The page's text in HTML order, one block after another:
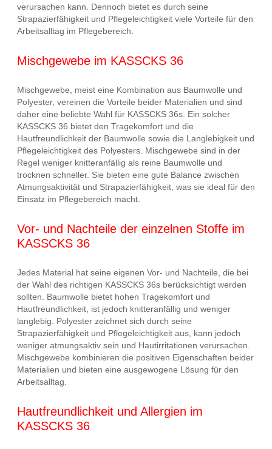
verursachen kann. Dennoch bietet es durch seine
Strapazierfähigkeit und Pflegeleichtigkeit viele Vorteile für den
Arbeitsalltag im Pflegebereich.
Mischgewebe im KASSCKS 36
Mischgewebe, meist eine Kombination aus Baumwolle und
Polyester, vereinen die Vorteile beider Materialien und sind
daher eine beliebte Wahl für KASSCKS 36s. Ein solcher
KASSCKS 36 bietet den Tragekomfort und die
Hautfreundlichkeit der Baumwolle sowie die Langlebigkeit und
Pflegeleichtigkeit des Polyesters. Mischgewebe sind in der
Regel weniger knitteranfällig als reine Baumwolle und
trocknen schneller. Sie bieten eine gute Balance zwischen
Atmungsaktivität und Strapazierfähigkeit, was sie ideal für den
Einsatz im Pflegebereich macht.
Vor- und Nachteile der einzelnen Stoffe im
KASSCKS 36
Jedes Material hat seine eigenen Vor- und Nachteile, die bei
der Wahl des richtigen KASSCKS 36s berücksichtigt werden
sollten. Baumwolle bietet hohen Tragekomfort und
Hautfreundlichkeit, ist jedoch knitteranfällig und weniger
langlebig. Polyester zeichnet sich durch seine
Strapazierfähigkeit und Pflegeleichtigkeit aus, kann jedoch
weniger atmungsaktiv sein und Hautirritationen verursachen.
Mischgewebe kombinieren die positiven Eigenschaften beider
Materialien und bieten eine ausgewogene Lösung für den
Arbeitsalltag.
Hautfreundlichkeit und Allergien im
KASSCKS 36